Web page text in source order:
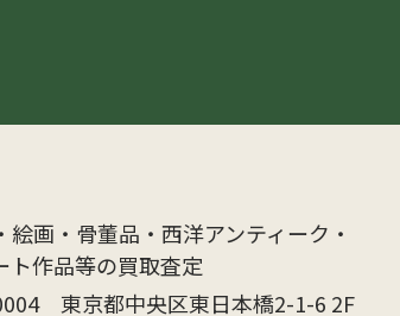
絵画・骨董品・西洋アンティーク・
ト作品等の買取査定
東京都中央区東日本橋2-1-6 2F